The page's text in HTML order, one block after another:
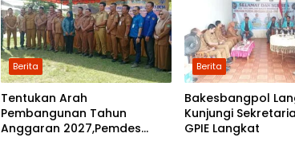
Berita
Tentukan Arah
Pembangunan Tahun
Anggaran 2027,Pemdes
Berita
Bakesbangpol
Kunjungi
GPIE Langkat